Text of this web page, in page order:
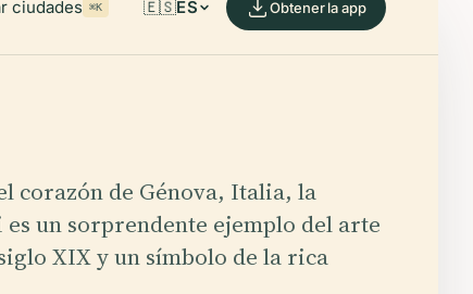
ciudades ⌘K 🇪🇸ES Obtener la app
corazón de Génova, Italia, la
un sorprendente ejemplo del arte
XIX y un símbolo de la rica